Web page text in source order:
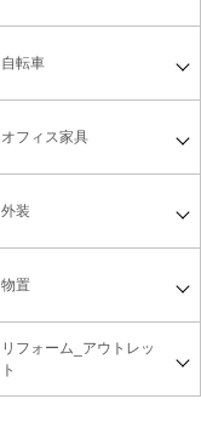
自転車
オフィス家具
リフォーム_アウトレッ
ト
物置
外装